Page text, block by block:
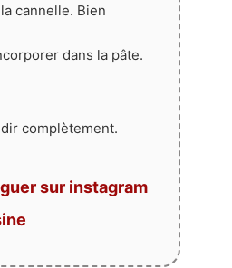
cannelle. Bien
dans la pâte.
complètement.
sur instagram